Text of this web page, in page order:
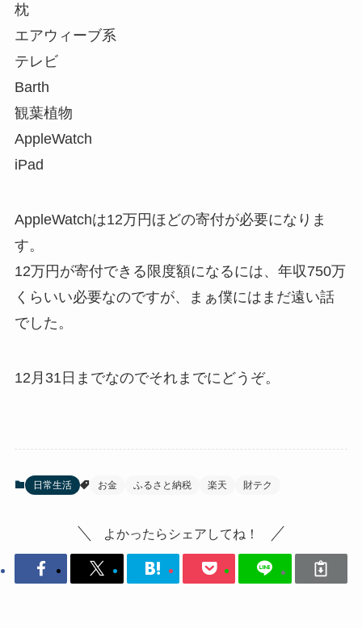
枕
エアウィーブ系
テレビ
Barth
観葉植物
AppleWatch
iPad
AppleWatchは12万円ほどの寄付が必要になりま
す。
12万円が寄付できる限度額になるには、年収750万
くらいい必要なのですが、まぁ僕にはまだ遠い話
でした。
12月31日までなのでそれまでにどうぞ。
日常生活 お金 ふるさと納税 楽天 財テク
よかったらシェアしてね！